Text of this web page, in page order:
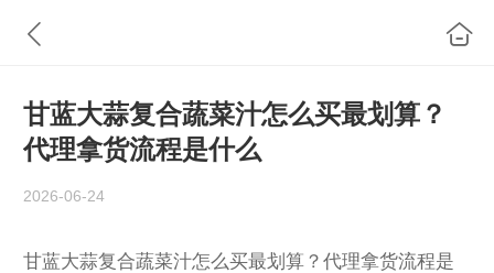
甘蓝大蒜复合蔬菜汁怎么买最划算？
代理拿货流程是什么
2026-06-24
甘蓝大蒜复合蔬菜汁怎么买最划算？代理拿货流程是